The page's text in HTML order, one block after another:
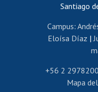
Revalidación
Postulación al
Santiago
Campus:
Eloísa Díaz |
+56 2
Mapa